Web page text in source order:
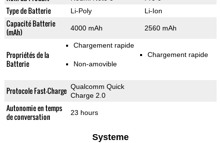
Type de Batterie Li-Poly Li-Ion
Capacité Batterie
(mAh)
4000 mAh 2560 mAh
Propriétés de la
Batterie
Chargement rapide
Non-amovible
Chargement rapide
Protocole Fast-Charge Qualcomm Quick
Charge 2.0
Autonomie en temps
de conversation
23 hours
Systeme